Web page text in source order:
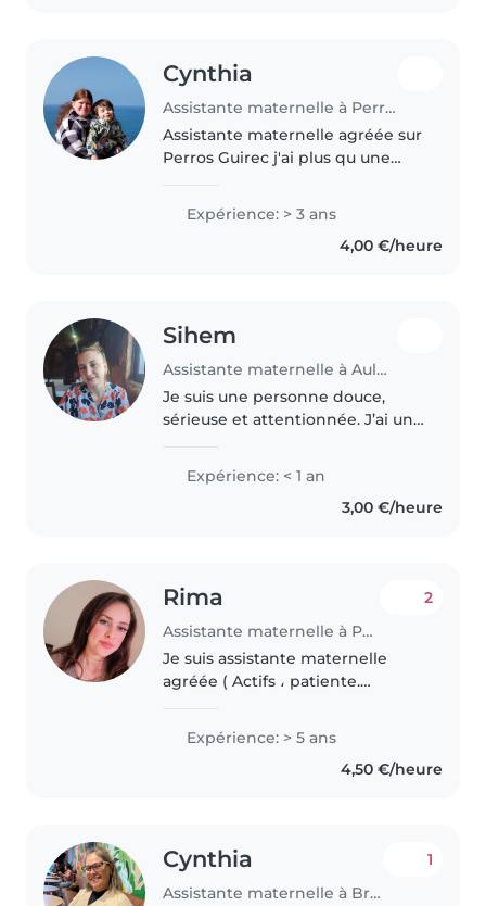
Cynthia
Assistante maternelle à Perros-Guirec
Assistante maternelle agréée sur
Perros Guirec j'ai plus qu une
décembre je suis maman de 5
enfants et mamie 2 fois je me
suis occuper d enfants pendant..
Expérience: > 3 ans
4,00 €/heure
Sihem
Assistante maternelle à Aulnay-sous-Bois
Je suis une personne douce,
sérieuse et attentionnée. J’ai une
crèche et de l’expérience avec
les enfants. Je propose de
garder vos petits dans un
Expérience: < 1 an
3,00 €/heure
Rima
Assistante maternelle à Pau
2
Je suis assistante maternelle
agréée ( Actifs ، patiente.
Expérience: > 5 ans
4,50 €/heure
Cynthia
Assistante maternelle à Brétigny-sur-Orge
1